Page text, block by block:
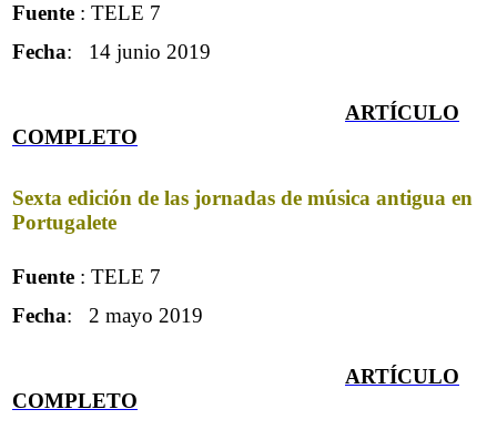
Fuente : TELE 7
Fecha: 14 junio 2019
ARTÍCULO
COMPLETO
Sexta edición de las jornadas de música antigua en
Portugalete
Fuente : TELE 7
Fecha: 2 mayo 2019
ARTÍCULO
COMPLETO